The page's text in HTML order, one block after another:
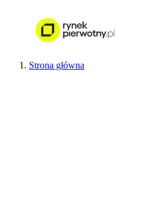
Strona główna